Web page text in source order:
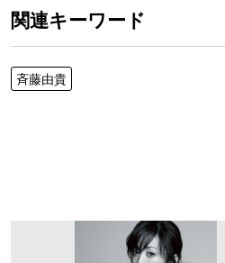
関連キーワード
斉藤由貴